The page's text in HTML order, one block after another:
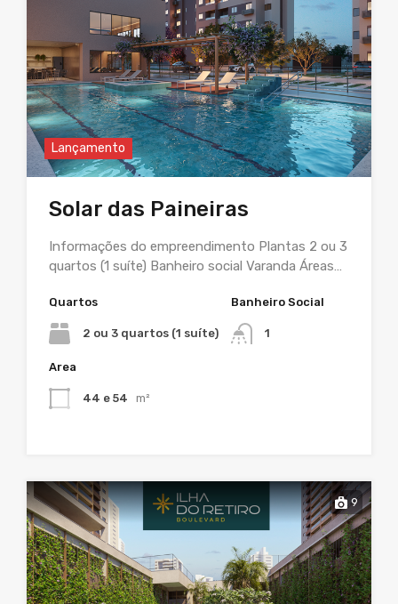
Lançamento
Solar das Paineiras
Informações do empreendimento Plantas 2 ou 3
quartos (1 suíte) Banheiro social Varanda Áreas…
Quartos
2 ou 3 quartos (1 suíte)
Banheiro Social
1
Area
44 e 54 m²
9